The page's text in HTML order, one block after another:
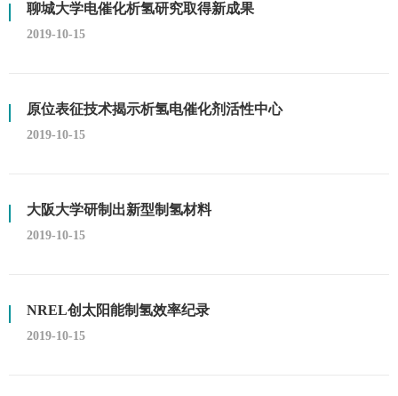
聊城大学电催化析氢研究取得新成果
2019-10-15
原位表征技术揭示析氢电催化剂活性中心
2019-10-15
大阪大学研制出新型制氢材料
2019-10-15
NREL创太阳能制氢效率纪录
2019-10-15